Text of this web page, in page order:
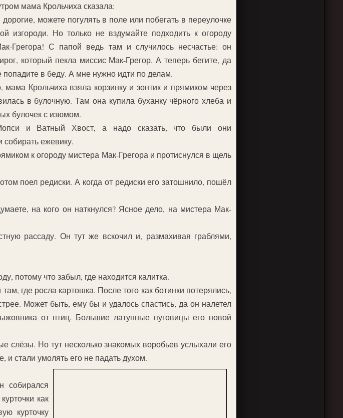
мама Крольчиха сказала:
дорогие, можете погулять в поле или побегать в переулочке
изгороди. Но только не вздумайте подходить к огороду
Грегора! С папой ведь там и случилось несчастье: он
который пекла миссис Мак-Грегор. А теперь бегите, да
попадите в беду. А мне нужно идти по делам.
мама Крольчиха взяла корзинку и зонтик и прямиком через
в булочную. Там она купила буханку чёрного хлеба и
булочек с изюмом.
и Ватный Хвост, а надо сказать, что были они
ежевику.
к огороду мистера Мак-Грегора и протиснулся в щель
поел редиски. А когда от редиски его затошнило, пошёл
на кого он наткнулся? Ясное дело, на мистера Мак-
рассаду. Он тут же вскочил и, размахивая граблями,
потому что забыл, где находится калитка.
где росла картошка. После того как ботинки потерялись,
Может быть, ему бы и удалось спастись, да он налетел
от птиц. Большие латунные пуговицы его новой
слёзы. Но тут несколько знакомых воробьев услыхали его
и стали умолять его не падать духом.
собирался
как
курточку